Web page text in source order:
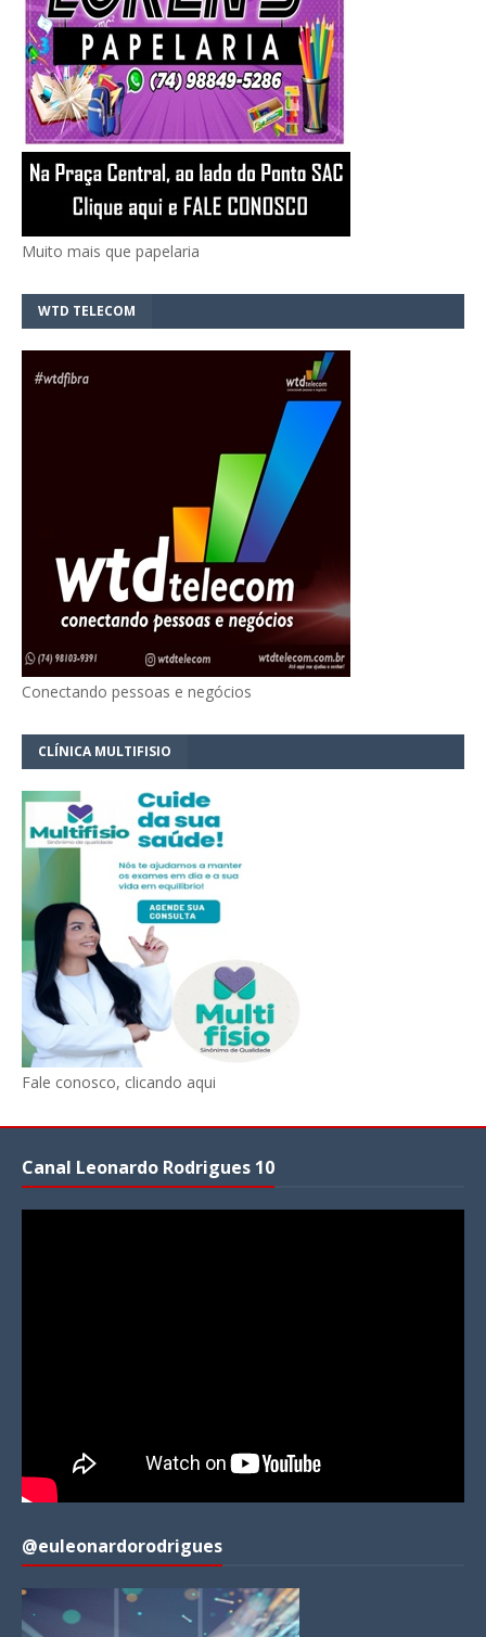
Muito mais que papelaria
WTD TELECOM
Conectando pessoas e negócios
CLÍNICA MULTIFISIO
Fale conosco, clicando aqui
Canal Leonardo Rodrigues 10
@euleonardorodrigues